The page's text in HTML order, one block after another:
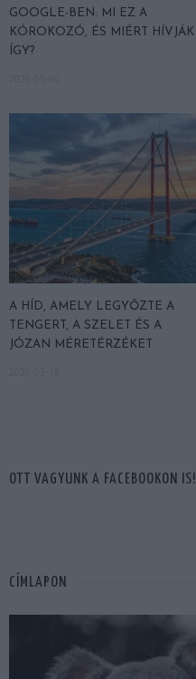
GOOGLE-BEN: MI EZ A
KÓROKOZÓ, ÉS MIÉRT HÍVJÁK
ÍGY?
A HÍD, AMELY LEGYŐZTE A
TENGERT, A SZELET ÉS A
JÓZAN MÉRETÉRZÉKET
OTT VAGYUNK A FACEBOOKON IS!
CÍMLAPON